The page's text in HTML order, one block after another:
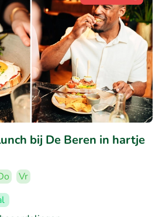
bij De Beren in hartje
Vr